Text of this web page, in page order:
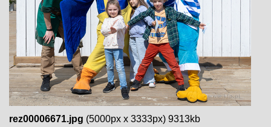
rez00006671.jpg (5000px x 3333px) 9313kb